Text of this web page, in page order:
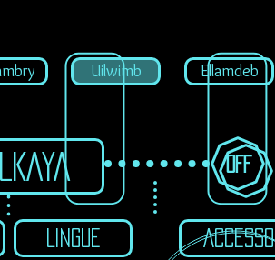
Uilwimb Ellamdeb
LINGUE ACCESSO
OFF